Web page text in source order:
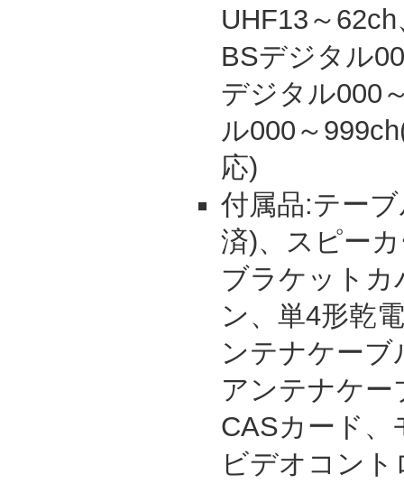
UHF13～
BSデジタル
デジタル000
ル000～
応)
付属品:テー
済)、スピー
ブラケットカ
ン、単4形乾
ンテナケーブ
アンテナケー
CASカード、
ビデオコン